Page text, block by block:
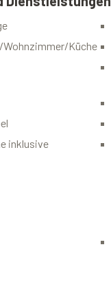
Wohnzimmer/Küche
inklusive